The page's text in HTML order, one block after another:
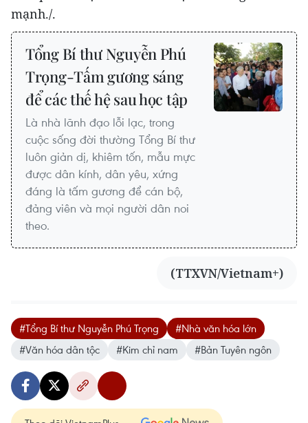
mạnh./.
Tổng Bí thư Nguyễn Phú
Trọng-Tấm gương sáng
để các thế hệ sau học tập
Là nhà lãnh đạo lỗi lạc, trong
cuộc sống đời thường Tổng Bí thư
luôn giản dị, khiêm tốn, mẫu mực
được dân kính, dân yêu, xứng
đáng là tấm gương để cán bộ,
đảng viên và mọi người dân noi
theo.
(TTXVN/Vietnam+)
#Tổng Bí thư Nguyễn Phú Trọng
#Nhà văn hóa lớn
#Văn hóa dân tộc
#Kim chỉ nam #Bản Tuyên ngôn